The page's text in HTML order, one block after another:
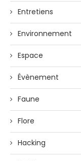
Entretiens
Environnement
Espace
Évènement
Faune
Flore
Hacking